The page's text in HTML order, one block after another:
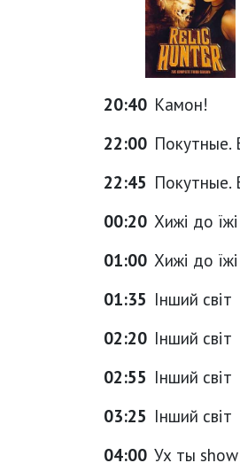
20:40 Камон!
22:00 Покутные.
22:45 Покутные.
00:20 Хижі до їжі
01:00 Хижі до їжі
01:35 Інший світ
02:20 Інший світ
02:55 Інший світ
03:25 Інший світ
04:00 Ух ты show